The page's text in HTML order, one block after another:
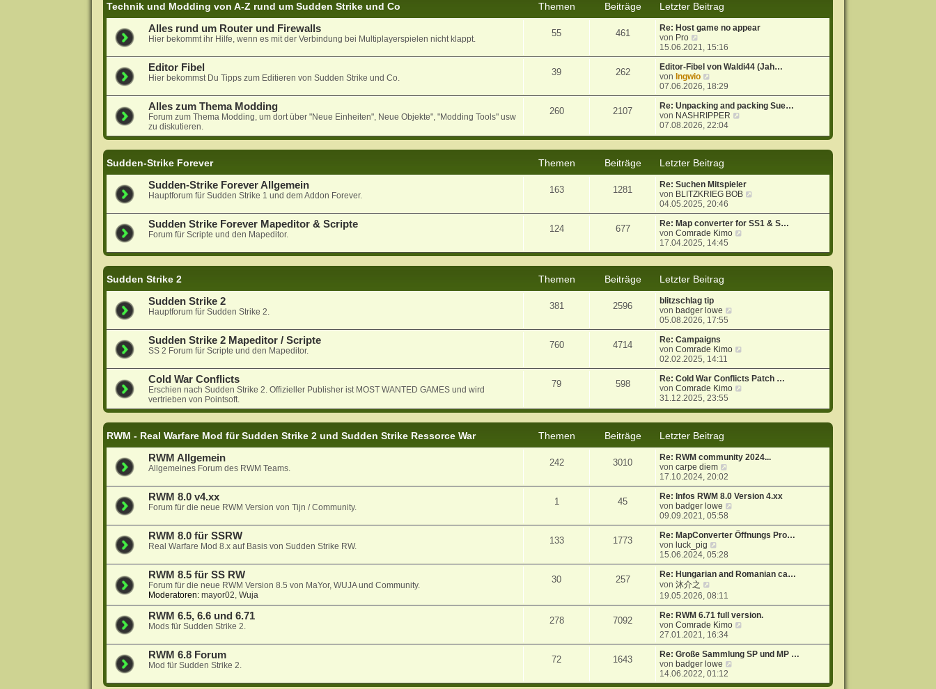
g
e
r
i
t
g
Technik und Modding von A-Z rund um Sudden Strike und Co Themen Beiträge
Letzter Beitrag
Alles rund um Router und Firewalls
Hier bekommt ihr Hilfe, wenn es mit der Verbindung bei Multiplayerspielen nicht klappt.
55 461
Re: Host game no appear
von Pro
e
u
e
s
t
e
r
B
e
i
a
g
15.06.2021, 15:16
Editor Fibel
Hier bekommst Du Tipps zum Editieren von Sudden Strike und Co.
39 262
Editor-Fibel von Waldi44 (Jah…
von Ingwio
e
u
e
s
t
e
e
i
t
r
a
g
07.06.2026, 18:29
Alles zum Thema Modding
Forum zum Thema Modding, um dort über "Neue Einheiten", Neue Objekte", "Modding Tools" usw
zu diskutieren.
260 2107
Re: Unpacking and packing Sue…
von NASHRIPPER
u
e
r
B
i
t
g
07.08.2026, 22:04
Sudden-Strike Forever Themen Beiträge
Letzter Beitrag
Sudden-Strike Forever Allgemein
Hauptforum für Sudden Strike 1 und dem Addon Forever.
163 1281
Re: Suchen Mitspieler
von BLITZKRIEG BOB
u
e
e
i
g
04.05.2025, 20:46
Sudden Strike Forever Mapeditor & Scripte
Forum für Scripte und den Mapeditor.
124 677
Re: Map converter for SS1 & S…
vonComrade Kimo
u
e
i
g
17.04.2025, 14:45
Sudden Strike 2 Themen Beiträge
Letzter Beitrag
Sudden Strike 2
Hauptforum für Sudden Strike 2.
381 2596
blitzschlag tip
von badger lowe
u
s
e
r
B
i
g
05.08.2026, 17:55
Sudden Strike 2 Mapeditor / Scripte
SS 2 Forum für Scripte und den Mapeditor.
760 4714
Re: Campaigns
vonComrade Kimo
u
e
e
i
g
02.02.2025, 14:11
Cold War Conflicts
Erschien nach Sudden Strike 2. Offizieller Publisher ist MOST WANTED GAMES und wird
vertrieben von Pointsoft.
79 598
Re: Cold War Conflicts Patch …
vonComrade Kimo
u
e
r
i
t
g
31.12.2025, 23:55
RWM - Real Warfare Mod für Sudden Strike 2 und Sudden Strike Ressorce War Themen Beiträge
Letzter Beitrag
RWM Allgemein
Allgemeines Forum des RWM Teams.
242 3010
Re: RWM community 2024...
voncarpe diem
u
e
s
e
r
i
t
g
17.10.2024, 20:02
RWM 8.0 v4.xx
Forum für die neue RWM Version von Tijn / Community.
1 45
Re: Infos RWM 8.0 Version 4.xx
von badger lowe
u
e
e
r
i
t
r
g
09.09.2021, 05:58
RWM 8.0 für SSRW
Real Warfare Mod 8.x auf Basis von Sudden Strike RW.
133 1773
Re: MapConverter Öffnungs Pro…
von luck_pig
e
u
e
t
e
r
B
e
i
t
r
a
g
15.06.2024, 05:28
RWM 8.5 für SS RW
Forum für die neue RWM Version 8.5 von MaYor, WUJA und Community.
Moderatoren: mayor02, Wuja
30 257
Re: Hungarian and Romanian ca…
von沐介之
e
u
e
s
t
e
r
B
e
i
19.05.2026, 08:11
RWM 6.5, 6.6 und 6.71
Mods für Sudden Strike 2.
278 7092
Re: RWM 6.71 full version.
vonComrade Kimo
u
e
e
27.01.2021, 16:34
RWM 6.8 Forum
Mod für Sudden Strike 2.
72 1643
Re: Große Sammlung SP und MP …
von badger lowe
u
14.06.2022, 01:12